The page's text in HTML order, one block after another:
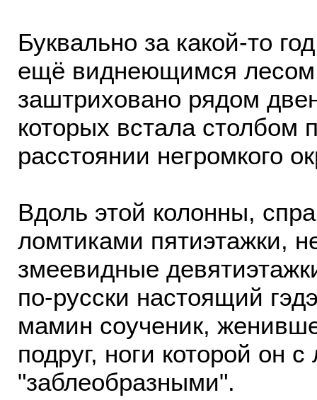
Буквально за какой-то
ещё виднеющимся
заштриховано рядом
которых встала
расстоянии негромкого
Вдоль этой колонны,
ломтиками пятиэтажки,
змеевидные
по-русски настоящий
мамин соученик,
подруг, ноги которой он
"заблеобразными".